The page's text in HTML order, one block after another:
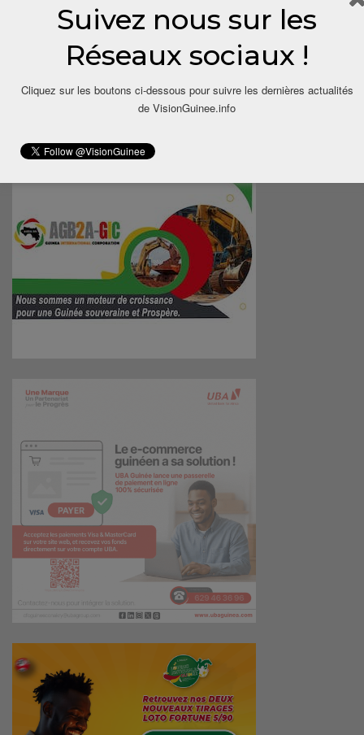
Suivez nous sur les
Réseaux sociaux !
Cliquez sur les boutons ci-dessous pour suivre les dernières actualités
de VisionGuinee.info